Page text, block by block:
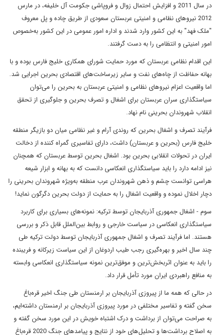
در سال 2011 و افزایش احتمال زوال و فروپاشی جکومت آل خلیفه، در مارس
2012 نیروهای نظامی و امنیتی عربستان سعودی از طریق چاده و پل معروف
"ملک فهد" به این کشور وارد شدند و اداره امور عمومی در این کشور به‌خصوص
امور امنیتی و انتظامی را به دست گرفتند.
این اقدام نظامی عربستان که مورد حمایت شورای همکاری خلیج فارس بوده و با
بهانه حفاظت از چاه‌های نفت و سایر زیرساخت‌های اقتصادی بحرین اجرایی شد.
اما واقعیت اعزام نیروهای نظامی و امنیتی عربستان به بحرین را می‌توان
سیاستگذاری سران عربستان برای اشغال و تصرف بحرین و جلوگیری از تحقق
انقلاب شهروندان بحرینی نام نهاد.
فرآیند تصرف و اشغال بحرین که روندی آرام و غیر نظامی میان دو بازیگر منطقه
خلیج فارس (بحرین و عربستان) داشت، دارای تفاسیری گمراه کننده از دخالت
ایران در تحولات انقلابی بحرین بود. اشغال بحرین توسط عربستان که همچنان
نیز ادامه دارد را باید سیاستگذاری انعکاسی دانست که به بهانه و ابزار شیعه
هراسی توانست چشم و ذهن شهروندان عرب منطقه به‌ویژه شهروندان بحرینی را
دچار اخلال نموده و واقعیت اشغال را به حمایت از دولت بحرین دگرگون نماید!
سوم - اشغال جمهوری آذربایجان توسط ترکیه: نمونه‌های بسیاری برای کاربرد
سیاستگذاری انعکاسی در سیاست خارجی و روابط بین‌الملل قابل ذکر و بررسی
هستند. اما فرآیند تصرف و اشغال جمهوری آذربایجان توسط دولت ترکیه طی
چند سال اخیر و بهره‌گیری رجب طیب اردوغان از این سیاست زیرکانه و فریبنده
را باید به عنوان اثربخش‌ترین و موفق‌ترین نمونه سیاستگذاری انعکاسی وابسته
به منافع راهبردی ایران مورد تأمل قرار داد.
در حالی که همه ما از پیروزی آذربایجان بر ارمنستان طی جنگ اخیر قره‌باغ
سخن گفته و تفاسیر مختلفی در مورد پیروزی آذربایجان بر ارمنستان داشته‌ایم،
به صراحت می‌توان از برداشت و درک اشتباه خویش در این مورد سخن گفته و
به اصلاح برداشت‌ها و تحلیل‌های خود از نتایج و پیامدهای جنگ 2020 قره‌باغ